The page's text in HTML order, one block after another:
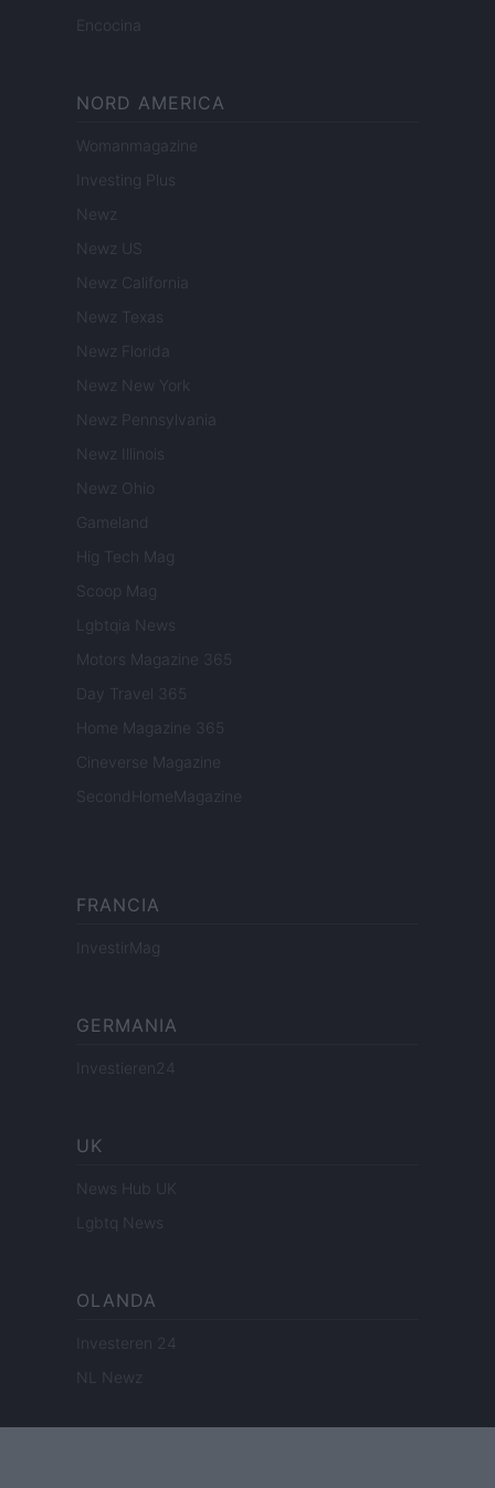
Encocina
NORD AMERICA
Womanmagazine
Investing Plus
Newz
Newz US
Newz California
Newz Texas
Newz Florida
Newz New York
Newz Pennsylvania
Newz Illinois
Newz Ohio
Gameland
Hig Tech Mag
Scoop Mag
Lgbtqia News
Motors Magazine 365
Day Travel 365
Home Magazine 365
Cineverse Magazine
SecondHomeMagazine
FRANCIA
InvestirMag
GERMANIA
Investieren24
UK
News Hub UK
Lgbtq News
OLANDA
Investeren 24
NL Newz